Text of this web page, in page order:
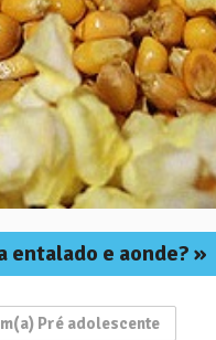
entalado e aonde?
Pré adolescente